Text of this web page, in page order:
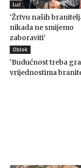
Luč
‘Žrtvu naših
nikada ne smijemo
zaboraviti’
Oblok
‘Budućnost treba
vrijednostima